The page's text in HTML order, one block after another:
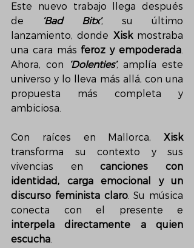
Este nuevo trabajo llega después
de
‘Bad Bitx’, su último
lanzamiento, donde Xisk mostraba
una cara más feroz y empoderada.
Ahora, con
‘Dolenties’, amplía este
universo y lo lleva más allá, con una
propuesta más completa y
ambiciosa.
Con raíces en Mallorca, Xisk
transforma su contexto y sus
vivencias en canciones con
identidad, carga emocional y un
discurso feminista claro. Su música
interpela directamente a quien
escucha.